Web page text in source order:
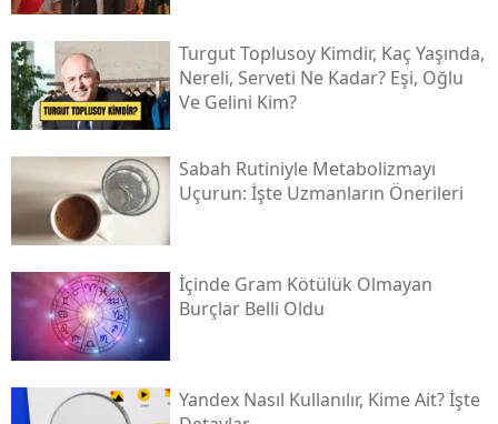
Turgut Toplusoy Kimdir, Kaç Yaşında,
Nereli, Serveti Ne Kadar? Eşi, Oğlu
Ve Gelini Kim?
Sabah Rutiniyle Metabolizmayı
Uçurun: İşte Uzmanların Önerileri
İçinde Gram Kötülük Olmayan
Burçlar Belli Oldu
Yandex Nasıl Kullanılır, Kime Ait? İşte